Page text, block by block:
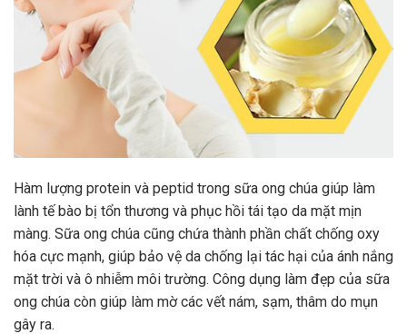
Hàm lượng protein và peptid trong sữa ong chúa giúp làm
lành tế bào bị tổn thương và phục hồi tái tạo da mặt mịn
màng. Sữa ong chúa cũng chứa thành phần chất chống oxy
hóa cực mạnh, giúp bảo vệ da chống lại tác hại của ánh nắng
mặt trời và ô nhiễm môi trường. Công dụng làm đẹp của sữa
ong chúa còn giúp làm mờ các vết nám, sạm, thâm do mụn
gây ra.